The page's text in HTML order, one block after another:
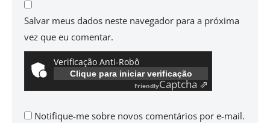
Salvar meus dados neste navegador para a próxima
vez que eu comentar.
Verificação Anti-Robô
Clique para iniciar verificação
FriendlyCaptcha ⇗
Notifique-me sobre novos comentários por e-mail.